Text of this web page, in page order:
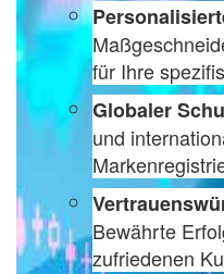
für Ihre
Globaler
und
Bewährte
zufriedenen